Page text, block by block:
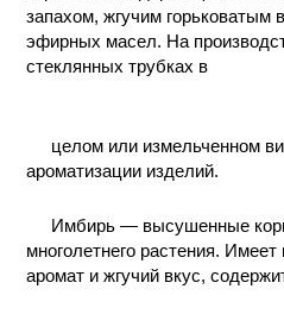
запахом, жгучим горьковатым
эфирных масел. На
стеклянных трубках в
целом или измельченном
ароматизации изделий.
Имбирь — высушенные
многолетнего растения.
аромат и жгучий вкус,